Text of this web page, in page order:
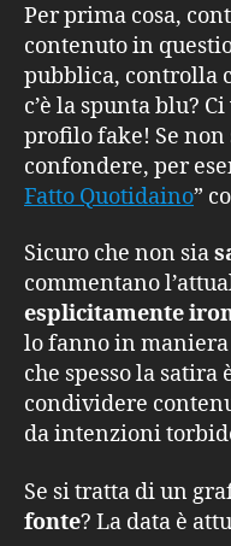
Per prima cosa,
contenuto in
pubblica, controlla
c’è la spunta blu?
profilo fake! Se
confondere, per
Fatto Quotidaino”
Sicuro che non sia
commentano
esplicitamente
lo fanno in
che spesso la
condividere
da intenzioni
Se si tratta di un
fonte? La data è